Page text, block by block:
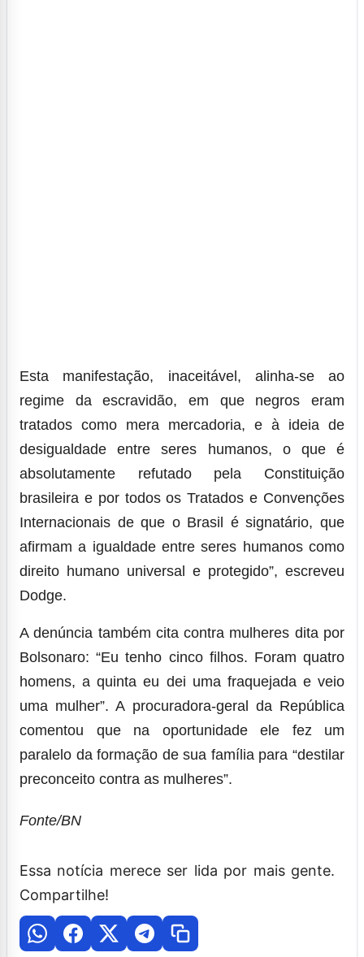
Esta manifestação, inaceitável, alinha-se ao
regime da escravidão, em que negros eram
tratados como mera mercadoria, e à ideia de
desigualdade entre seres humanos, o que é
absolutamente refutado pela Constituição
brasileira e por todos os Tratados e Convenções
Internacionais de que o Brasil é signatário, que
afirmam a igualdade entre seres humanos como
direito humano universal e protegido”, escreveu
Dodge.
A denúncia também cita contra mulheres dita por
Bolsonaro: “Eu tenho cinco filhos. Foram quatro
homens, a quinta eu dei uma fraquejada e veio
uma mulher”. A procuradora-geral da República
comentou que na oportunidade ele fez um
paralelo da formação de sua família para “destilar
preconceito contra as mulheres”.
Fonte/BN
Essa notícia merece ser lida por mais gente.
Compartilhe!